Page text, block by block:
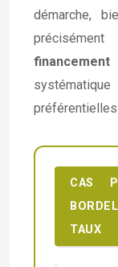
démarche,
financement
préférentielles
CAS
TAUX